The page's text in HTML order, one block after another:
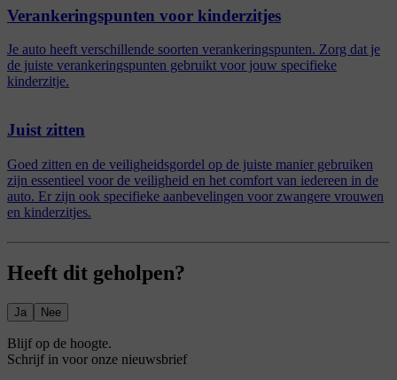
Verankeringspunten voor kinderzitjes
Je auto heeft verschillende soorten verankeringspunten. Zorg dat je
de juiste verankeringspunten gebruikt voor jouw specifieke
kinderzitje.
Juist zitten
Goed zitten en de veiligheidsgordel op de juiste manier gebruiken
zijn essentieel voor de veiligheid en het comfort van iedereen in de
auto. Er zijn ook specifieke aanbevelingen voor zwangere vrouwen
en kinderzitjes.
Heeft dit geholpen?
Ja Nee